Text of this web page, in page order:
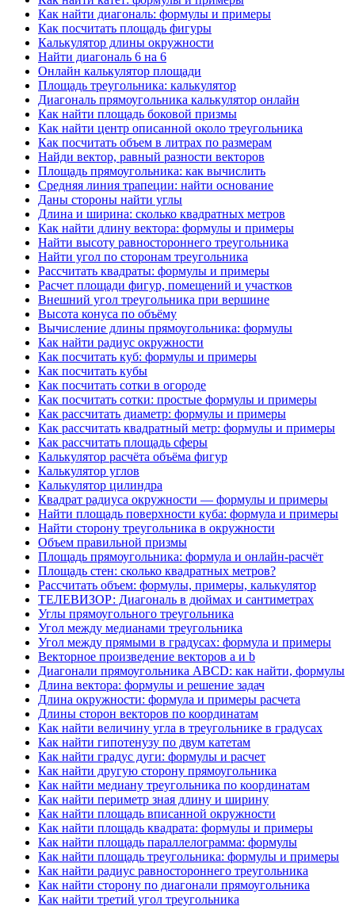
Как найти диагональ: формулы и примеры
Как посчитать площадь фигуры
Калькулятор длины окружности
Найти диагональ 6 на 6
Онлайн калькулятор площади
Площадь треугольника: калькулятор
Диагональ прямоугольника калькулятор онлайн
Как найти площадь боковой призмы
Как найти центр описанной около треугольника
Как посчитать объем в литрах по размерам
Найди вектор, равный разности векторов
Площадь прямоугольника: как вычислить
Средняя линия трапеции: найти основание
Даны стороны найти углы
Длина и ширина: сколько квадратных метров
Как найти длину вектора: формулы и примеры
Найти высоту равностороннего треугольника
Найти угол по сторонам треугольника
Рассчитать квадраты: формулы и примеры
Расчет площади фигур, помещений и участков
Внешний угол треугольника при вершине
Высота конуса по объёму
Вычисление длины прямоугольника: формулы
Как найти радиус окружности
Как посчитать куб: формулы и примеры
Как посчитать кубы
Как посчитать сотки в огороде
Как посчитать сотки: простые формулы и примеры
Как рассчитать диаметр: формулы и примеры
Как рассчитать квадратный метр: формулы и примеры
Как рассчитать площадь сферы
Калькулятор расчёта объёма фигур
Калькулятор углов
Калькулятор цилиндра
Квадрат радиуса окружности — формулы и примеры
Найти площадь поверхности куба: формула и примеры
Найти сторону треугольника в окружности
Объем правильной призмы
Площадь прямоугольника: формула и онлайн-расчёт
Площадь стен: сколько квадратных метров?
Рассчитать объем: формулы, примеры, калькулятор
ТЕЛЕВИЗОР: Диагональ в дюймах и сантиметрах
Углы прямоугольного треугольника
Угол между медианами треугольника
Угол между прямыми в градусах: формула и примеры
Векторное произведение векторов a и b
Диагонали прямоугольника ABCD: как найти, формулы
Длина вектора: формулы и решение задач
Длина окружности: формула и примеры расчета
Длины сторон векторов по координатам
Как найти величину угла в треугольнике в градусах
Как найти гипотенузу по двум катетам
Как найти градус дуги: формулы и расчет
Как найти другую сторону прямоугольника
Как найти медиану треугольника по координатам
Как найти периметр зная длину и ширину
Как найти площадь вписанной окружности
Как найти площадь квадрата: формулы и примеры
Как найти площадь параллелограмма: формулы
Как найти площадь треугольника: формулы и примеры
Как найти радиус равностороннего треугольника
Как найти сторону по диагонали прямоугольника
Как найти третий угол треугольника